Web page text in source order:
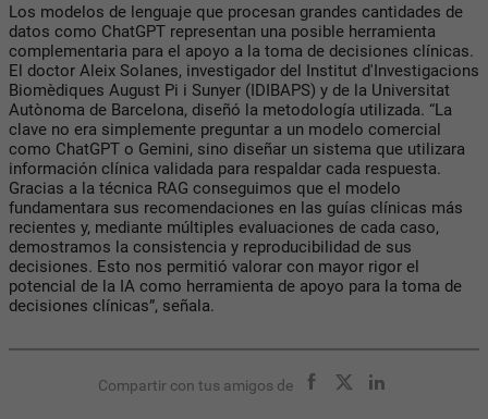
Los modelos de lenguaje que procesan grandes cantidades de
datos como ChatGPT representan una posible herramienta
complementaria para el apoyo a la toma de decisiones clínicas.
El doctor Aleix Solanes, investigador del Institut d'Investigacions
Biomèdiques August Pi i Sunyer (IDIBAPS) y de la Universitat
Autònoma de Barcelona, diseñó la metodología utilizada. “La
clave no era simplemente preguntar a un modelo comercial
como ChatGPT o Gemini, sino diseñar un sistema que utilizara
información clínica validada para respaldar cada respuesta.
Gracias a la técnica RAG conseguimos que el modelo
fundamentara sus recomendaciones en las guías clínicas más
recientes y, mediante múltiples evaluaciones de cada caso,
demostramos la consistencia y reproducibilidad de sus
decisiones. Esto nos permitió valorar con mayor rigor el
potencial de la IA como herramienta de apoyo para la toma de
decisiones clínicas”, señala.
Compartir con tus amigos de